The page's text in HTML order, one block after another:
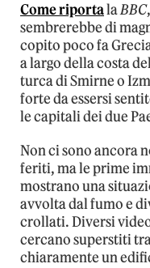
Come riportalaBBC
sembrerebbe di
copito poco fa
a largo della costa
turca di Smirne o
forte da essersi
le capitali dei due
Non ci sono ancora
feriti, ma le prime
mostrano una
avvolta dal fumo e
crollati. Diversi
cercano superstiti
chiaramente un